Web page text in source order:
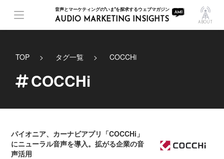
音声とマーケティングの"いま"を探求するウェブマガジン
AUDIO MARKETING INSIGHTS ABOUT
TOP タグ一覧 COCCHi
COCCHi
パイオニア、カーナビアプリ「COCCHi」
にニューラル音声を導入。拡がる企業の音
声活用